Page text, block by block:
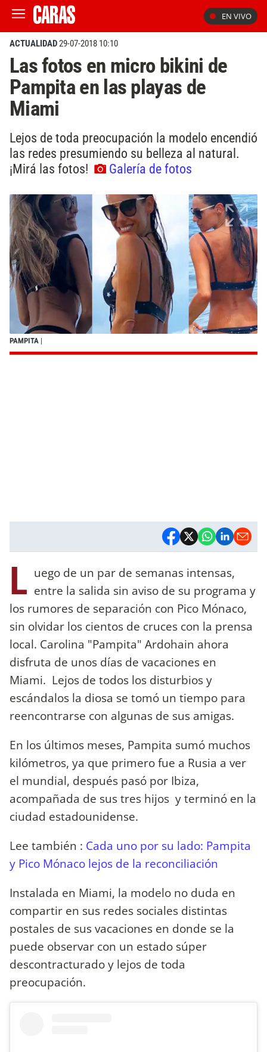
EN VIVO
ACTUALIDAD29-07-2018 10:10
Las fotos en micro bikini de
Pampita en las playas de
Miami
Lejos de toda preocupación la modelo encendió
las redes presumiendo su belleza al natural.
¡Mirá las fotos!
Galería de fotos
PAMPITA |
L uego de un par de semanas intensas,
entre la salida sin aviso de su programa y
los rumores de separación con Pico Mónaco,
sin olvidar los cientos de cruces con la prensa
local. Carolina "Pampita" Ardohain ahora
disfruta de unos días de vacaciones en
Miami. Lejos de todos los disturbios y
escándalos la diosa se tomó un tiempo para
reencontrarse con algunas de sus amigas.
En los últimos meses, Pampita sumó muchos
kilómetros, ya que primero fue a Rusia a ver
el mundial, después pasó por Ibiza,
acompañada de sus tres hijos y terminó en la
ciudad estadounidense.
Lee también : Cada uno por su lado: Pampita
y Pico Mónaco lejos de la reconciliación
Instalada en Miami, la modelo no duda en
compartir en sus redes sociales distintas
postales de sus vacaciones en donde se la
puede observar con un estado súper
descontracturado y lejos de toda
preocupación.